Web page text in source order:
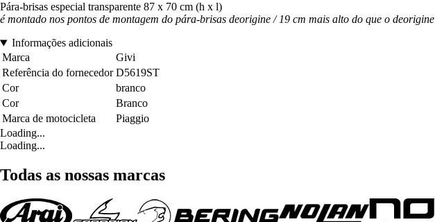
Pára-brisas especial transparente 87 x 70 cm (h x l)
é montado nos pontos de montagem do pára-brisas deorigine / 19 cm mais alto do que o deorigine
Informações adicionais
Marca
Givi
Referência do fornecedor D5619ST
Cor
branco
Cor
Branco
Marca de motocicleta
Piaggio
Loading...
Loading...
Todas as nossas marcas